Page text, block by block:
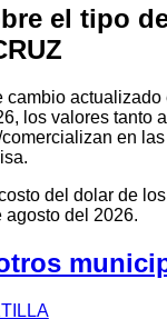
el tipo
cambio
los valores tanto
en
del dolar de
agosto del 2026.